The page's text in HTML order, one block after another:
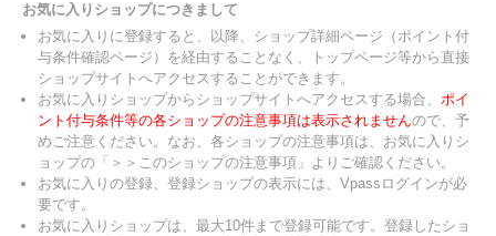
お気に入りショップにつきまして
お気に入りに登録すると、以降、ショップ詳細ページ（ポイント付
与条件確認ページ）を経由することなく、トップページ等から直接
ショップサイトへアクセスすることができます。
お気に入りショップからショップサイトへアクセスする場合、 ポイ
ント付与条件等の各ショップの注意事項は表示されませんので、予
めご注意ください。なお、各ショップの注意事項は、お気に入りシ
ョップの「＞＞このショップの注意事項」よりご確認ください。
お気に入りの登録、登録ショップの表示には、Vpassログインが必
要です。
お気に入りショップは、最大10件まで登録可能です。登録したショ